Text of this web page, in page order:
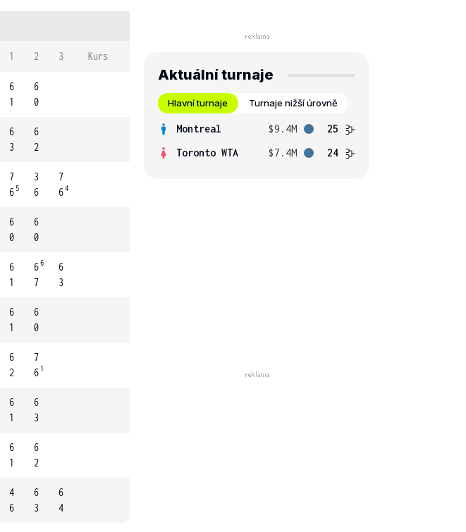
1 2 3 Kurs
6
1
6
0
6
3
6
2
7
6 5
3
6
7
64
6
0
6
0
6
1
66
7
6
3
6
1
6
0
6
2
7
6 1
6
1
6
3
6
1
6
2
4
6
6
3
6
4
Aktuální turnaje
Hlavní turnaje Turnaje nižší úrovně
Montreal $9.4M
25
Toronto WTA
$7.4M 24